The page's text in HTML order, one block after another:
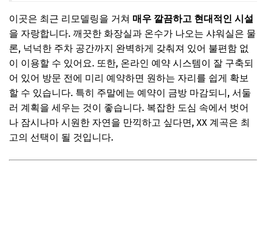
이곳은 최근 리모델링을 거쳐 매우 깔끔하고 현대적인 시설
을 자랑합니다. 깨끗한 화장실과 온수가 나오는 샤워실은 물
론, 넉넉한 주차 공간까지 완벽하게 갖춰져 있어 불편함 없
이 이용할 수 있어요. 또한, 온라인 예약 시스템이 잘 구축되
어 있어 방문 전에 미리 예약하면 원하는 자리를 쉽게 확보
할 수 있습니다. 특히 주말에는 예약이 금방 마감되니, 서둘
러 계획을 세우는 것이 좋습니다. 복잡한 도심 속에서 벗어
나 잠시나마 시원한 자연을 만끽하고 싶다면, XX 계곡은 최
고의 선택이 될 것입니다.